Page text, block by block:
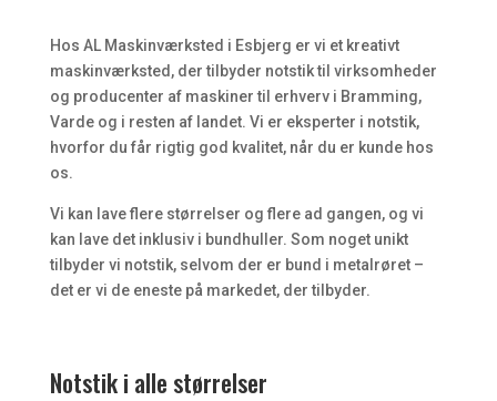
​Hos AL Maskinværksted i Esbjerg er vi et kreativt
maskinværksted, der tilbyder notstik til virksomheder
og producenter af maskiner til erhverv i Bramming,
Varde og i resten af landet. Vi er eksperter i notstik,
hvorfor du får rigtig god kvalitet, når du er kunde hos
os.
​Vi kan lave flere størrelser og flere ad gangen, og vi
kan lave det inklusiv i bundhuller. Som noget unikt
tilbyder vi notstik, selvom der er bund i metalrøret –
det er vi de eneste på markedet, der tilbyder.
Notstik i alle størrelser